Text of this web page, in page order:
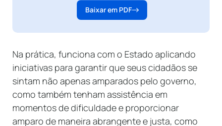
Baixar em PDF
Na prática, funciona com o Estado aplicando
iniciativas para garantir que seus cidadãos se
sintam não apenas amparados pelo governo,
como também tenham assistência em
momentos de dificuldade e proporcionar
amparo de maneira abrangente e justa, como